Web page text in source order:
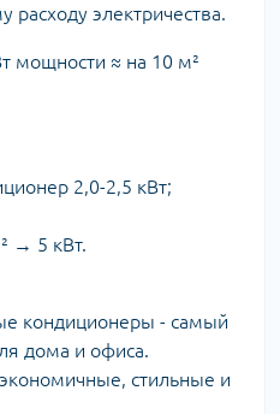
электричества.
мощности ≈ на 10 м²
2,0-2,5 кВт;
→ 5 кВт.
кондиционеры - самый
дома и офиса.
стильные и